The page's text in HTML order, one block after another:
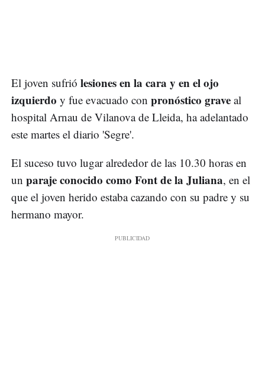
El joven sufrió lesiones en la cara y en el ojo
izquierdo y fue evacuado con pronóstico grave al
hospital Arnau de Vilanova de Lleida, ha adelantado
este martes el diario 'Segre'.
El suceso tuvo lugar alrededor de las 10.30 horas en
un paraje conocido como Font de la Juliana, en el
que el joven herido estaba cazando con su padre y su
hermano mayor.